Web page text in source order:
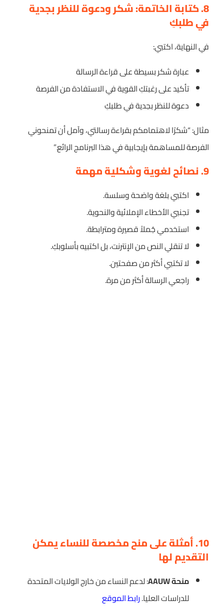
8. كتابة الخاتمة: شكر ودعوة للنظر بجدية
في طلبكِ
في النهاية، اكتبي:
عبارة شكر بسيطة على قراءة الرسالة
تأكيد على رغبتكِ القوية في الاستفادة من الفرصة
دعوة للنظر بجدية في طلبكِ
مثال: “شكرًا لاهتمامكم بقراءة رسالتي، وآمل أن تمنحوني
الفرصة للمساهمة بإيجابية في هذا البرنامج الرائع.”
9. نصائح لغوية وشكلية مهمة
اكتبي بلغة واضحة وسلسة.
تجنبي الأخطاء الإملائية والنحوية.
استخدمي جُملاً قصيرة ومترابطة.
لا تنقلي النص من الإنترنت، بل اكتبيه بأسلوبكِ.
لا تكتبي أكثر من صفحتين.
راجعي الرسالة أكثر من مرة.
10. أمثلة على منح مخصصة للنساء يمكن
التقديم لها
منحة AAUW
: لدعم النساء من خارج الولايات المتحدة
للدراسات العليا.رابط الموقع